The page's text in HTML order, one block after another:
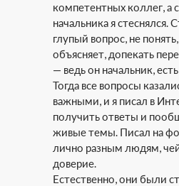
компетентных коллег, а
начальника я стеснялся.
глупый вопрос, не
объясняет, допекать
— ведь он начальник,
Тогда все вопросы
важными, и я писал в
получить ответы и
живые темы. Писал на
лично разным людям,
доверие.
Естественно, они были